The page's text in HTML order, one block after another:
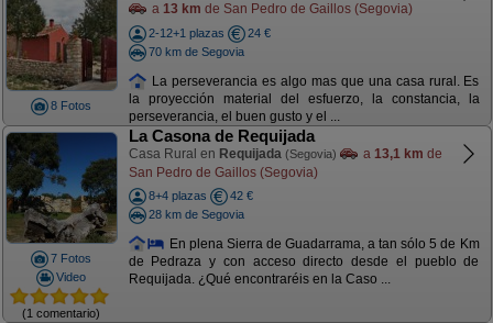
8 Fotos
a 13 km de San Pedro de Gaillos (Segovia)
2-12+1 plazas
24 €
70 km de Segovia
La perseverancia es algo mas que una casa rural. Es
la proyección material del esfuerzo, la constancia, la
perseverancia, el buen gusto y el ...
7 Fotos
Video
(1 comentario)
La Casona de Requijada
Casa Rural en Requijada (Segovia) a 13,1 km de
San Pedro de Gaillos (Segovia)
8+4 plazas
42 €
28 km de Segovia
En plena Sierra de Guadarrama, a tan sólo 5 de Km
de Pedraza y con acceso directo desde el pueblo de
Requijada. ¿Qué encontraréis en la Caso ...